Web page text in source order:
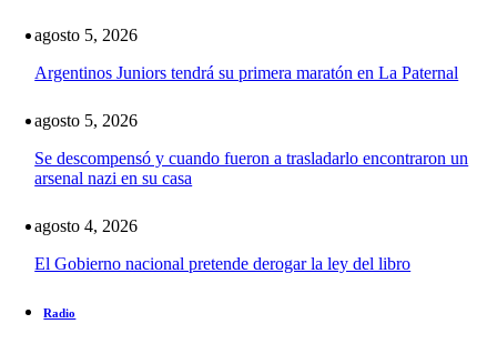
agosto 5, 2026
Argentinos Juniors tendrá su primera maratón en La Paternal
agosto 5, 2026
Se descompensó y cuando fueron a trasladarlo encontraron un
arsenal nazi en su casa
agosto 4, 2026
El Gobierno nacional pretende derogar la ley del libro
Radio